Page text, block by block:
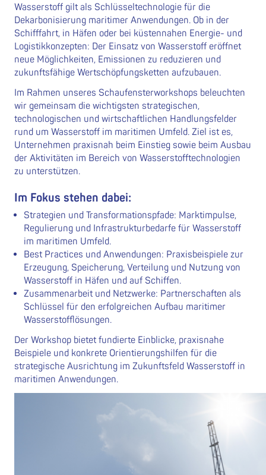
Wasserstoff gilt als Schlüsseltechnologie für die
Dekarbonisierung maritimer Anwendungen. Ob in der
Schifffahrt, in Häfen oder bei küstennahen Energie- und
Logistikkonzepten: Der Einsatz von Wasserstoff eröffnet
neue Möglichkeiten, Emissionen zu reduzieren und
zukunftsfähige Wertschöpfungsketten aufzubauen.
Im Rahmen unseres Schaufensterworkshops beleuchten
wir gemeinsam die wichtigsten strategischen,
technologischen und wirtschaftlichen Handlungsfelder
rund um Wasserstoff im maritimen Umfeld. Ziel ist es,
Unternehmen praxisnah beim Einstieg sowie beim Ausbau
der Aktivitäten im Bereich von Wasserstofftechnologien
zu unterstützen.
Im Fokus stehen dabei:
Strategien und Transformationspfade: Marktimpulse,
Regulierung und Infrastrukturbedarfe für Wasserstoff
im maritimen Umfeld.
Best Practices und Anwendungen: Praxisbeispiele zur
Erzeugung, Speicherung, Verteilung und Nutzung von
Wasserstoff in Häfen und auf Schiffen.
Zusammenarbeit und Netzwerke: Partnerschaften als
Schlüssel für den erfolgreichen Aufbau maritimer
Wasserstofflösungen.
Der Workshop bietet fundierte Einblicke, praxisnahe
Beispiele und konkrete Orientierungshilfen für die
strategische Ausrichtung im Zukunftsfeld Wasserstoff in
maritimen Anwendungen.